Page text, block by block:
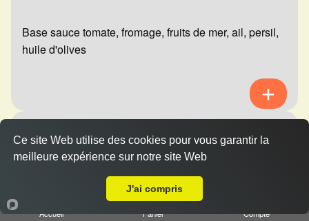
Base sauce tomate, fromage, fruits de mer, ail, persil,
huile d'olives
Dès10.00 €
Base sauce tomate, fromage, viande hachée,
Accueil Panier Compte
Ce site Web utilise des cookies pour vous garantir la
meilleure expérience sur notre site Web
J'ai compris